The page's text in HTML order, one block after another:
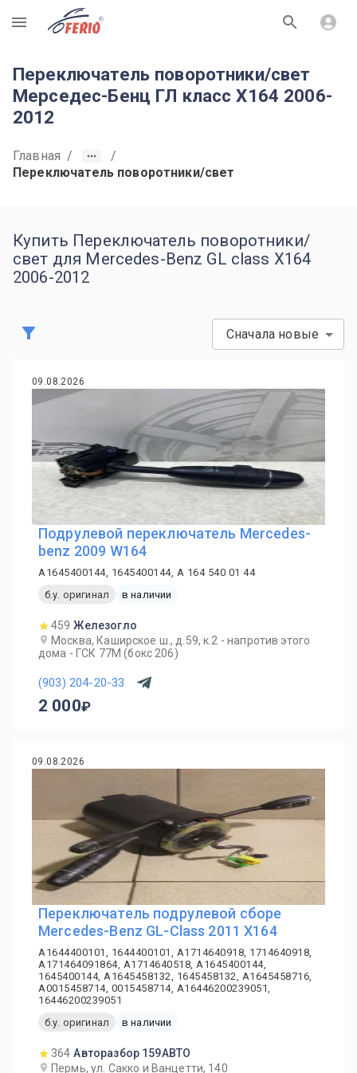
R
Переключатель поворотники/свет
Мерседес-Бенц ГЛ класс X164 2006-
2012
Главная /
/
Переключатель поворотники/свет
Купить Переключатель поворотники/
свет для Mercedes-Benz GL class X164
2006-2012
Сначала новые
09.08.2026
Подрулевой переключатель Mercedes-
benz 2009 W164
A1645400144, 1645400144, A 164 540 01 44
б.у. оригинал
в наличии
459 Железогло
Москва, Каширское ш., д.59, к.2 - напротив этого
дома - ГСК 77М (бокс 206)
(903) 204-20-33
2 000
09.08.2026
Переключатель подрулевой сборе
Mercedes-Benz GL-Class 2011 X164
A1644400101, 1644400101, A1714640918, 1714640918,
A171464091864, A1714640518, A1645400144,
1645400144, A1645458132, 1645458132, A1645458716,
A0015458714, 0015458714, A16446200239051,
16446200239051
б.у. оригинал
в наличии
364 Авторазбор 159АВТО
Пермь, ул. Сакко и Ванцетти, 140